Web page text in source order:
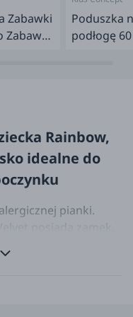
Zabawki
Zabawy
Poduszka
podłogę
Rainbow,
idealne do
pianki.
posiada zamek,
miejsce do